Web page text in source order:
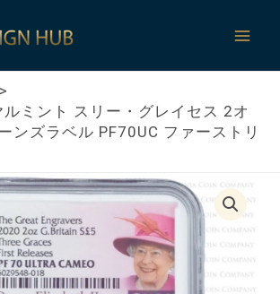
ミント スリー・グレイセス 2オ
ンズラベル PF70UC ファーストリ